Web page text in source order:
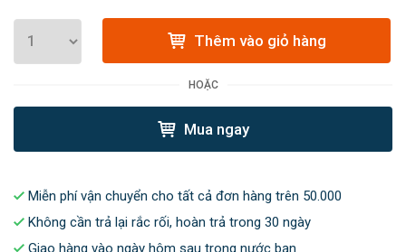
Thêm vào giỏ hàng
HOẶC
Mua ngay
Miễn phí vận chuyển cho tất cả đơn hàng trên 50.000
Không cần trả lại rắc rối, hoàn trả trong 30 ngày
Giao hàng vào ngày hôm sau trong nước bạn